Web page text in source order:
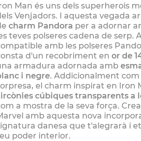
Man és uns dels superherois
Venjadors. I aquesta vegada
charm Pandora per a adornar
teves polseres cadena de serp.
amb les polseres
d'un recobriment en or de
armadura adornada amb
i negre. Addicionalment
el charm inspirat en Iron
cúbiques transparents a
a mostra de la seva força.
amb aquesta nova
danesa que t'alegrarà i
poder interior.